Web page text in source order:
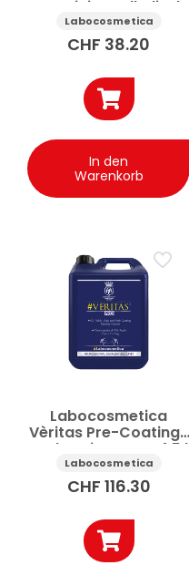
Vorreiniger alkalisch
4.5 l
Labocosmetica
CHF 38.20
In den
Warenkorb
Labocosmetica
Vèritas Pre-Coating-
Vorbereiter Auto 4.5 l
Labocosmetica
CHF 116.30